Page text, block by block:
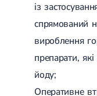
із
спрямований
вироблення
препарати,
йоду;
Оперативне